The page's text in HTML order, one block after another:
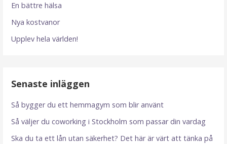
En bättre hälsa
Nya kostvanor
Upplev hela världen!
Senaste inläggen
Så bygger du ett hemmagym som blir använt
Så väljer du coworking i Stockholm som passar din vardag
Ska du ta ett lån utan säkerhet? Det här är värt att tänka på